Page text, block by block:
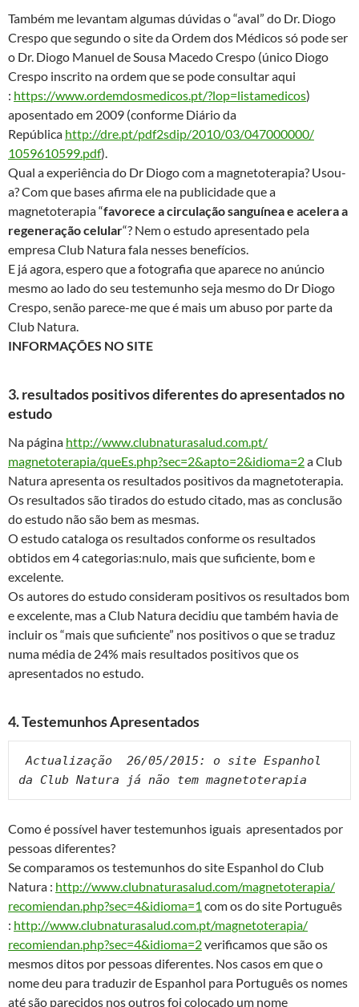
Também me levantam algumas dúvidas o “aval” do Dr. Diogo
Crespo que segundo o site da Ordem dos Médicos só pode ser
o Dr. Diogo Manuel de Sousa Macedo Crespo (único Diogo
Crespo inscrito na ordem que se pode consultar aqui
: https://www.ordemdosmedicos.pt/?lop=listamedicos)
aposentado em 2009 (conforme Diário da
República http://dre.pt/pdf2sdip/2010/03/047000000/
1059610599.pdf).
Qual a experiência do Dr Diogo com a magnetoterapia? Usou-
a? Com que bases afirma ele na publicidade que a
magnetoterapia “favorece a circulação sanguínea e acelera a
regeneração celular“? Nem o estudo apresentado pela
empresa Club Natura fala nesses benefícios.
E já agora, espero que a fotografia que aparece no anúncio
mesmo ao lado do seu testemunho seja mesmo do Dr Diogo
Crespo, senão parece-me que é mais um abuso por parte da
Club Natura.
INFORMAÇÕES NO SITE
3. resultados positivos diferentes do apresentados no
estudo
Na página http://www.clubnaturasalud.com.pt/
magnetoterapia/queEs.php?sec=2&apto=2&idioma=2a Club
Natura apresenta os resultados positivos da magnetoterapia.
Os resultados são tirados do estudo citado, mas as conclusão
do estudo não são bem as mesmas.
O estudo cataloga os resultados conforme os resultados
obtidos em 4 categorias:nulo, mais que suficiente, bom e
excelente.
Os autores do estudo consideram positivos os resultados bom
e excelente, mas a Club Natura decidiu que também havia de
incluir os “mais que suficiente” nos positivos o que se traduz
numa média de 24% mais resultados positivos que os
apresentados no estudo.
4. Testemunhos Apresentados
Actualização  26/05/2015: o site Espanhol
da Club Natura já não tem magnetoterapia
Como é possível haver testemunhos iguais apresentados por
pessoas diferentes?
Se comparamos os testemunhos do site Espanhol do Club
Natura : http://www.clubnaturasalud.com/magnetoterapia/
recomiendan.php?sec=4&idioma=1 com os do site Português
: http://www.clubnaturasalud.com.pt/magnetoterapia/
recomiendan.php?sec=4&idioma=2verificamos que são os
mesmos ditos por pessoas diferentes. Nos casos em que o
nome deu para traduzir de Espanhol para Português os nomes
até são parecidos nos outros foi colocado um nome